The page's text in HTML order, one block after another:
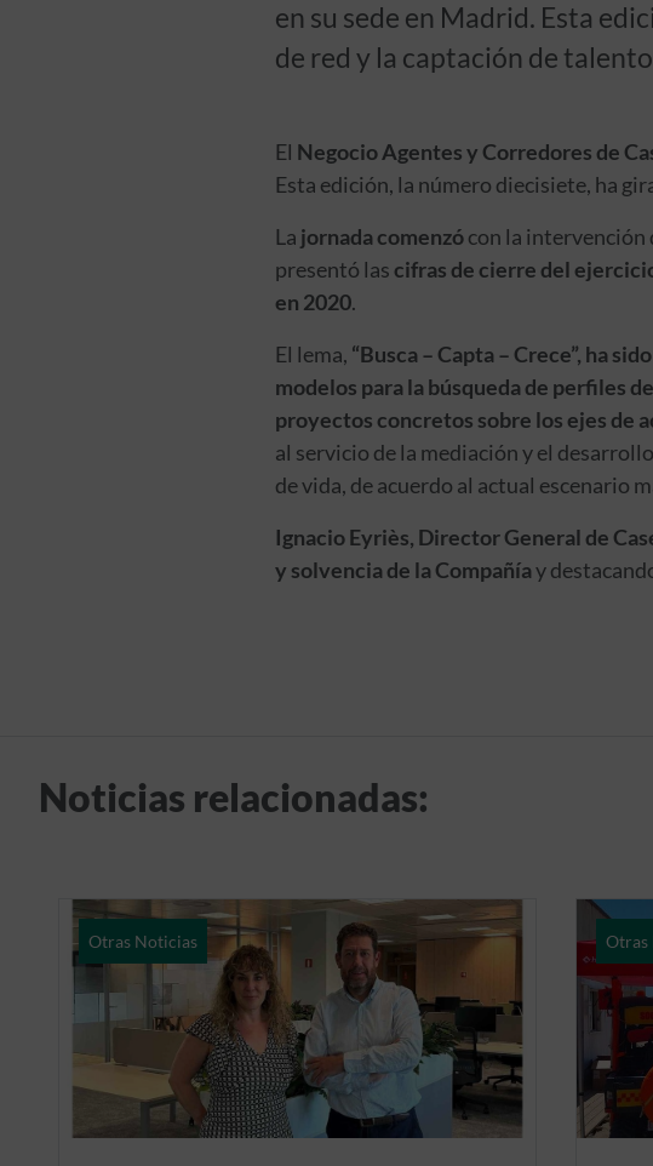
en su sede en Madrid. Esta
de red y la captación de
El Negocio Agentes y Corredores de
Esta edición, la número diecisiete, ha
La jornada comenzócon la intervención
presentó las cifras de cierre del
en 2020.
El lema, “Busca – Capta – Crece”, ha
modelos para la búsqueda de perfiles
proyectos concretos sobre los ejes de
al servicio de la mediación y el
de vida, de acuerdo al actual escenario
Ignacio Eyriès, Director General de
y solvencia de la Compañíay
Noticias relacionadas:
Otras Noticias Otras